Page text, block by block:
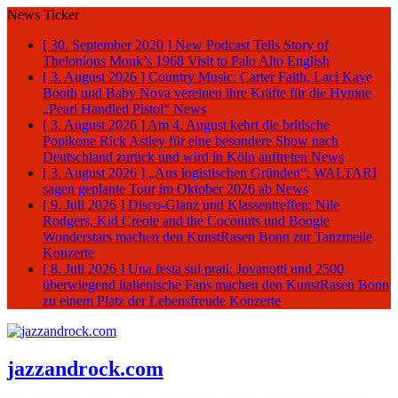
News Ticker
[ 30. September 2020 ] New Podcast Tells Story of
Thelonious Monk’s 1968 Visit to Palo Alto English
[ 3. August 2026 ] Country Music: Carter Faith, Laci Kaye
Booth und Baby Nova vereinen ihre Kräfte für die Hymne
„Pearl Handled Pistol“ News
[ 3. August 2026 ] Am 4. August kehrt die britische
Popikone Rick Astley für eine besondere Show nach
Deutschland zurück und wird in Köln auftreten News
[ 3. August 2026 ] „Aus logistischen Gründen“: WALTARI
sagen geplante Tour im Oktober 2026 ab News
[ 9. Juli 2026 ] Disco-Glanz und Klassentreffen: Nile
Rodgers, Kid Creole and the Coconuts und Boogie
Wonderstars machen den KunstRasen Bonn zur Tanzmeile
Konzerte
[ 8. Juli 2026 ] Una festa sui prati: Jovanotti und 2500
überwiegend italienische Fans machen den KunstRasen Bonn
zu einem Platz der Lebensfreude Konzerte
jazzandrock.com